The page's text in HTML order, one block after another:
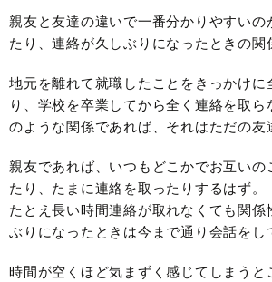
親友と友達の違いで一番分かりやすいの
たり、連絡が久しぶりになったときの関
地元を離れて就職したことをきっかけに
り、学校を卒業してから全く連絡を取
のような関係であれば、それはただの友
親友であれば、いつもどこかでお互いの
たり、たまに連絡を取ったりするはず。
たとえ長い時間連絡が取れなくても関係
ぶりになったときは今まで通り会話をし
時間が空くほど気まずく感じてしまうと